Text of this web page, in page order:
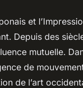
et
Depuis des
mutuelle.
de
de l’art